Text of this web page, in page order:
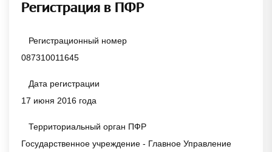
Регистрация в ПФР
Регистрационный номер
087310011645
Дата регистрации
17 июня 2016 года
Территориальный орган ПФР
Государственное учреждение - Главное Управление